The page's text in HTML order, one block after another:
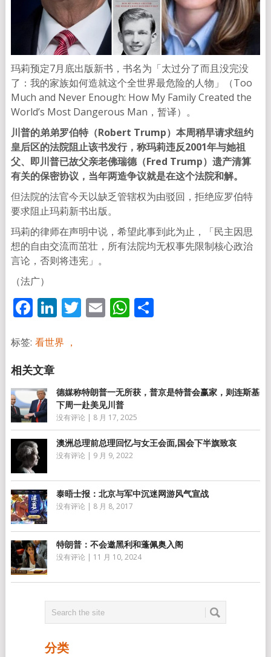
玛莉预定7月底出版新书，书名为「太过分了而且没完没
了：我的家族如何造就这个全世界最危险的人物」（Too
Much and Never Enough: How My Family Created the
World’s Most Dangerous Man，暂译）。
川普的弟弟罗伯特（Robert Trump）本周稍早请求纽约
皇后区的法院阻止该书发行，称玛莉违反2001年与她祖
父、即川普已故父亲老佛瑞德（Fred Trump）遗产清算
有关的保密协议，当年两造争议就是在这个法院和解。
但法院的法官今天以缺乏管辖权为由驳回，拒绝应罗伯特
要求阻止玛莉新书出版。
玛莉的律师在声明中说，希望此事到此为止，「民主因思
想的自由交流而茁壮，所有法院均无权事先限制核心政治
言论，否则将违宪」。
（法广）
Facebook
LinkedIn
Twitter
EmailWhatsApp
分
标签: 看世界 ，
德媒称特朗普一无所获，普京是特普会赢家，则连斯基
下周一赴美见川普
没有评论 | 8 月 17, 2025
澳洲总理前总理回忆与女王会面,国会下半旗致哀
没有评论 | 9 月 9, 2022
泰晤士报：北京与军中沉迷网游风气宣战
没有评论 | 8 月 8, 2017
特朗普：不会邀黑利和蓬佩奥入阁
没有评论 | 11 月 10, 2024
分类